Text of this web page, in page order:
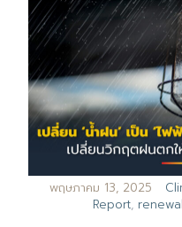
พฤษภาคม 13, 2025
Report,